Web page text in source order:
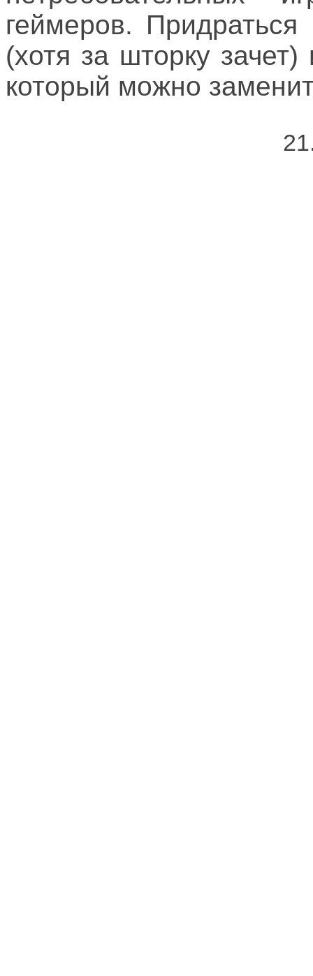
геймеров.
(хотя за шторку
который можно